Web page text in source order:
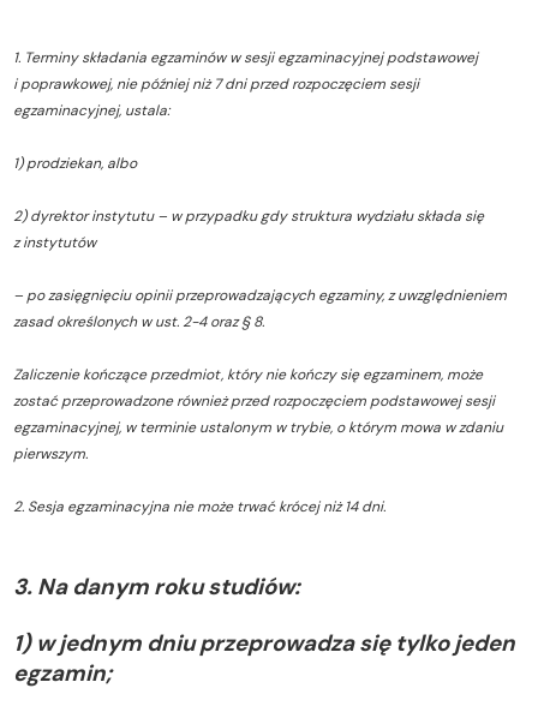
1. Terminy składania egzaminów w sesji egzaminacyjnej podstawowej
i poprawkowej, nie później niż 7 dni przed rozpoczęciem sesji
egzaminacyjnej, ustala:
1) prodziekan, albo
2) dyrektor instytutu – w przypadku gdy struktura wydziału składa się
z instytutów
– po zasięgnięciu opinii przeprowadzających egzaminy, z uwzględnieniem
zasad określonych w ust. 2-4 oraz § 8.
Zaliczenie kończące przedmiot, który nie kończy się egzaminem, może
zostać przeprowadzone również przed rozpoczęciem podstawowej sesji
egzaminacyjnej, w terminie ustalonym w trybie, o którym mowa w zdaniu
pierwszym.
2. Sesja egzaminacyjna nie może trwać krócej niż 14 dni.
3. Na danym roku studiów:
1) w jednym dniu przeprowadza się tylko jeden
egzamin;